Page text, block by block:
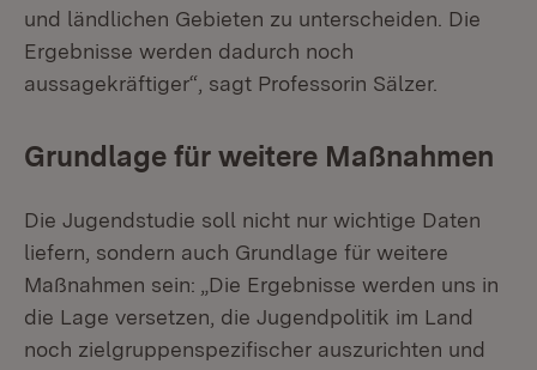
und ländlichen Gebieten zu unterscheiden. Die
Ergebnisse werden dadurch noch
aussagekräftiger“, sagt Professorin Sälzer.
Grundlage für weitere Maßnahmen
Die Jugendstudie soll nicht nur wichtige Daten
liefern, sondern auch Grundlage für weitere
Maßnahmen sein: „Die Ergebnisse werden uns in
die Lage versetzen, die Jugendpolitik im Land
noch zielgruppenspezifischer auszurichten und